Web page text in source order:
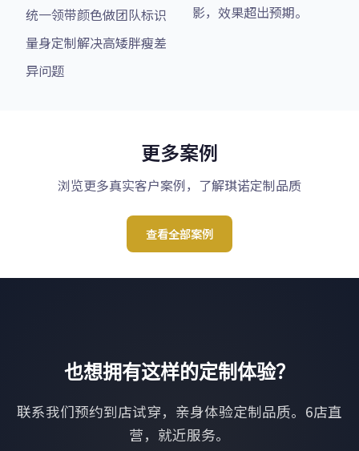
统一领带颜色做团队标识
量身定制解决高矮胖瘦差
异问题
影，效果超出预期。
更多案例
浏览更多真实客户案例，了解琪诺定制品质
查看全部案例
也想拥有这样的定制体验？
联系我们预约到店试穿，亲身体验定制品质。6店直
营，就近服务。